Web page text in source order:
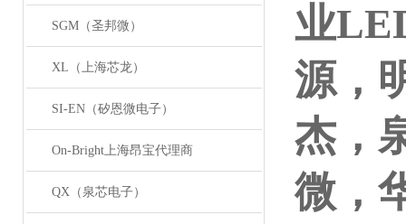
SGM（圣邦微）
XL（上海芯龙）
SI-EN（矽恩微电子）
On-Bright上海昂宝代理商
QX（泉芯电子）
业
源，
杰，
微，